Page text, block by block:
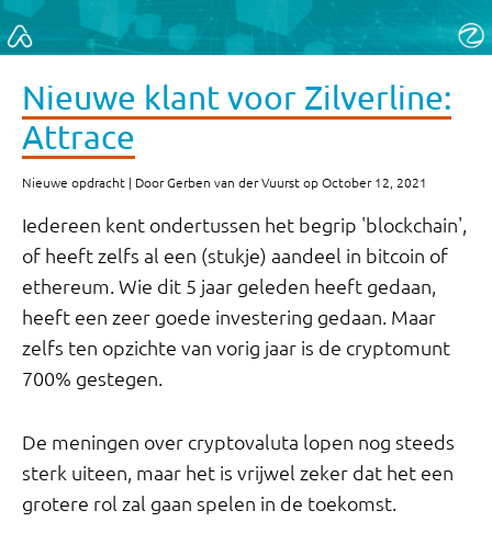
Nieuwe klant voor Zilverline:
Attrace
Nieuwe opdracht | Door Gerben van der Vuurst op October 12, 2021
Iedereen kent ondertussen het begrip 'blockchain',
of heeft zelfs al een (stukje) aandeel in bitcoin of
ethereum. Wie dit 5 jaar geleden heeft gedaan,
heeft een zeer goede investering gedaan. Maar
zelfs ten opzichte van vorig jaar is de cryptomunt
700% gestegen.
De meningen over cryptovaluta lopen nog steeds
sterk uiteen, maar het is vrijwel zeker dat het een
grotere rol zal gaan spelen in de toekomst.